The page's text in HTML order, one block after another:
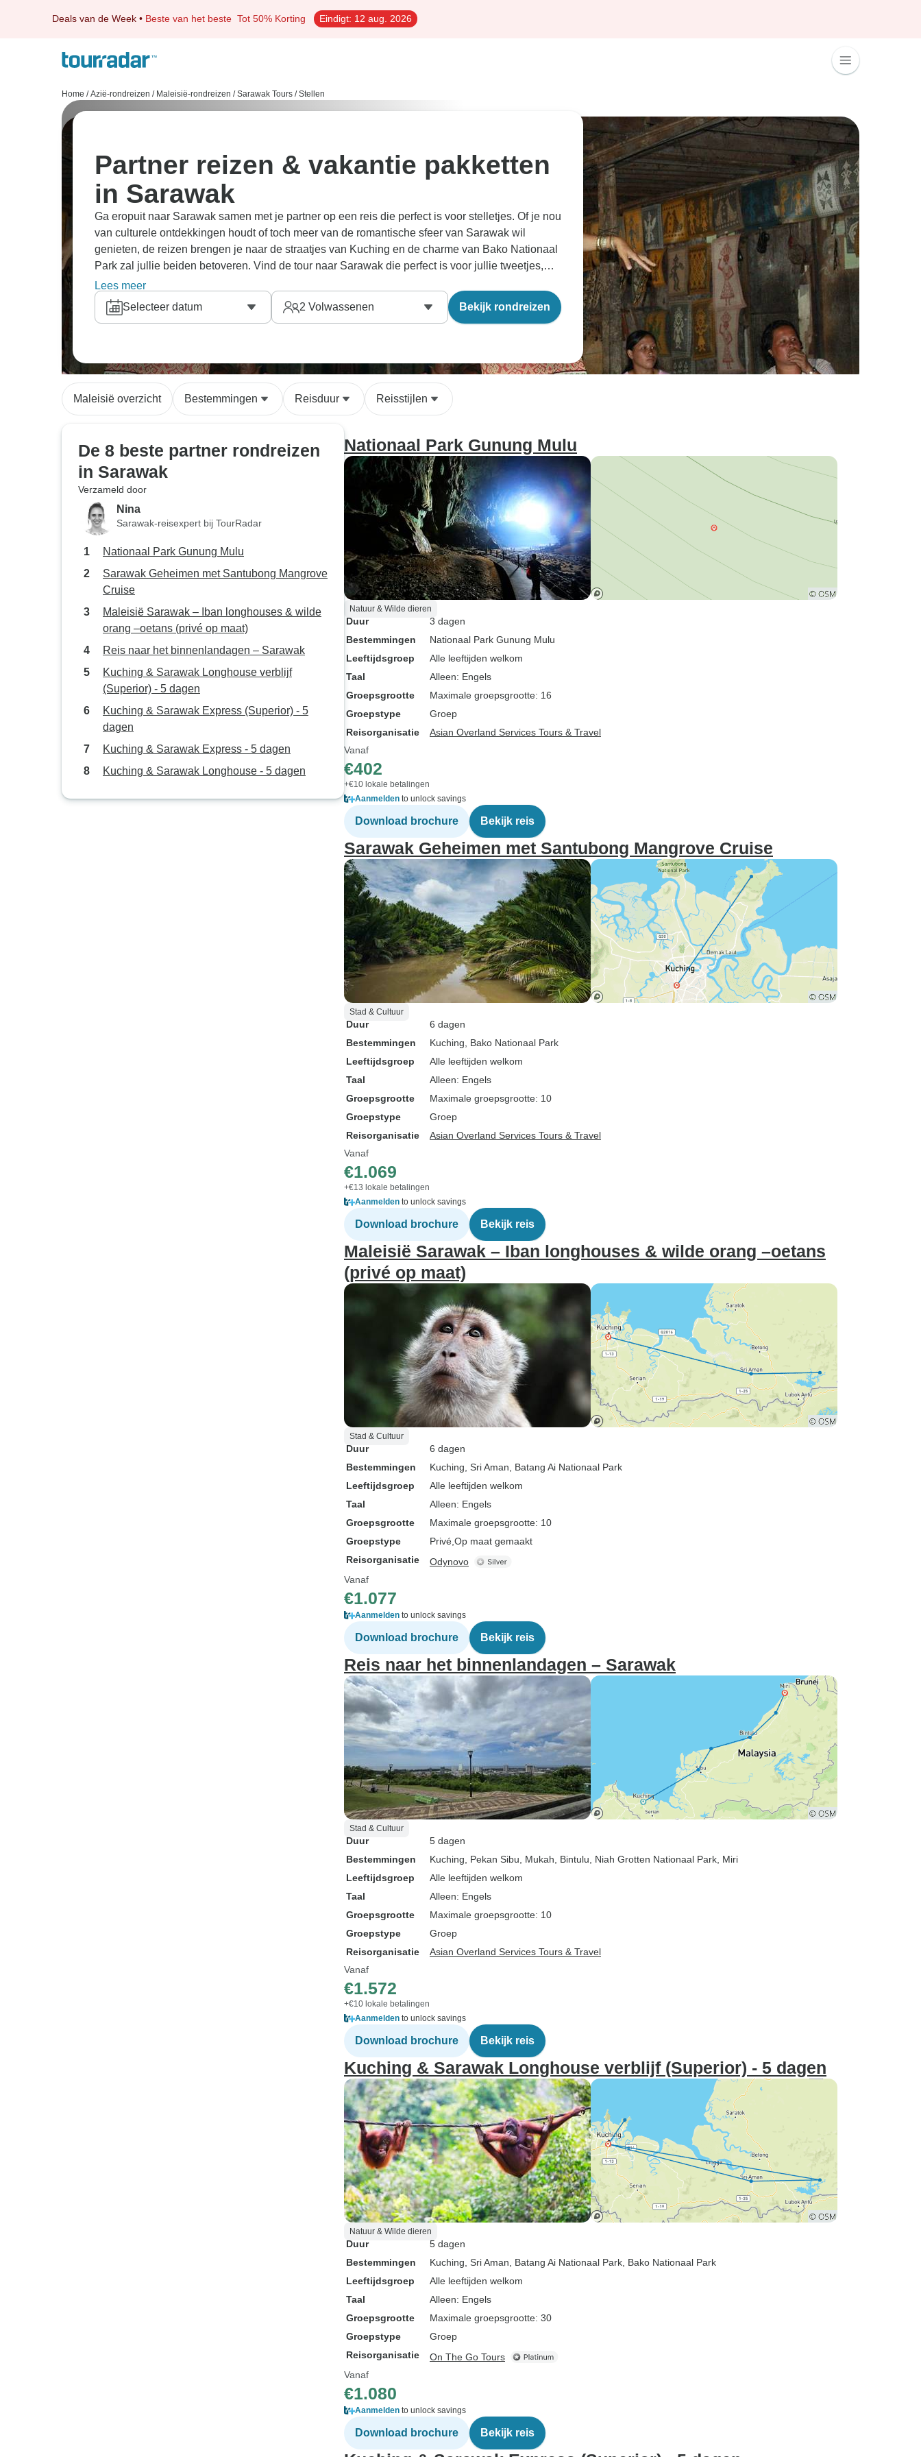
Deals van de Week • Beste van het beste Tot 50% Korting Eindigt: 12 aug. 2026
Home / Azië-rondreizen / Maleisië-rondreizen / Sarawak Tours / Stellen
Partner reizen & vakantie pakketten
in Sarawak
Ga eropuit naar Sarawak samen met je partner op een reis die perfect is voor stelletjes. Of je nou
van culturele ontdekkingen houdt of toch meer van de romantische sfeer van Sarawak wil
genieten, de reizen brengen je naar de straatjes van Kuching en de charme van Bako Nationaal
Park zal jullie beiden betoveren. Vind de tour naar Sarawak die perfect is voor jullie tweetjes,
reis samen en bekijk de wereld van dichtbij. Onze reisexperts hebben alle tours doorzocht en
hebben handmatig de beste
partner avontuurlijke vakanties
Lees meer
Selecteer datum
2 Volwassenen Bekijk rondreizen
Maleisië overzicht Bestemmingen Reisduur Reisstijlen
De 8 beste partner rondreizen
in Sarawak
Verzameld door
Nina
Sarawak-reisexpert bij TourRadar
Nationaal Park Gunung Mulu
Sarawak Geheimen met Santubong Mangrove
Cruise
Maleisië Sarawak – Iban longhouses & wilde
orang –oetans (privé op maat)
Reis naar het binnenlandagen – Sarawak
Kuching & Sarawak Longhouse verblijf
(Superior) - 5 dagen
Kuching & Sarawak Express (Superior) - 5
dagen
Kuching & Sarawak Express - 5 dagen
Kuching & Sarawak Longhouse - 5 dagen
Nationaal Park Gunung Mulu
Natuur & Wilde dieren
Duur
3 dagen
Bestemmingen
Nationaal Park Gunung Mulu
Leeftijdsgroep
Alle leeftijden welkom
Taal
Alleen: Engels
Groepsgrootte
Maximale groepsgrootte: 16
Groepstype
Groep
Reisorganisatie
Asian Overland Services Tours & Travel
Vanaf
€402
+€10 lokale betalingen
Aanmelden to unlock savings
Download brochure Bekijk reis
Sarawak Geheimen met Santubong Mangrove Cruise
Stad & Cultuur
Duur
6 dagen
Bestemmingen
Kuching , Bako Nationaal Park
Leeftijdsgroep
Alle leeftijden welkom
Taal
Alleen: Engels
Groepsgrootte
Maximale groepsgrootte: 10
Groepstype
Groep
Reisorganisatie
Asian Overland Services Tours & Travel
Vanaf
€1.069
+€13 lokale betalingen
Aanmelden to unlock savings
Download brochure Bekijk reis
Maleisië Sarawak – Iban longhouses & wilde orang –oetans
(privé op maat)
Stad & Cultuur
Duur
6 dagen
Bestemmingen
Kuching , Sri Aman , Batang Ai Nationaal Park
Leeftijdsgroep
Alle leeftijden welkom
Taal
Alleen: Engels
Groepsgrootte
Maximale groepsgrootte: 10
Groepstype
Privé Op maat gemaakt
Reisorganisatie
Odynovo
Vanaf
€1.077
Aanmelden to unlock savings
Download brochure Bekijk reis
Reis naar het binnenlandagen – Sarawak
Stad & Cultuur
Duur
5 dagen
Bestemmingen
Kuching , Pekan Sibu , Mukah , Bintulu , Niah Grotten Nationaal Park , Miri
Leeftijdsgroep
Alle leeftijden welkom
Taal
Alleen: Engels
Groepsgrootte
Maximale groepsgrootte: 10
Groepstype
Groep
Reisorganisatie
Asian Overland Services Tours & Travel
Vanaf
€1.572
+€10 lokale betalingen
Aanmelden to unlock savings
Download brochure Bekijk reis
Kuching & Sarawak Longhouse verblijf (Superior) - 5 dagen
Natuur & Wilde dieren
Duur
5 dagen
Bestemmingen
Kuching , Sri Aman , Batang Ai Nationaal Park , Bako Nationaal Park
Leeftijdsgroep
Alle leeftijden welkom
Taal
Alleen: Engels
Groepsgrootte
Maximale groepsgrootte: 30
Groepstype
Groep
Reisorganisatie
On The Go Tours
Vanaf
€1.080
Aanmelden to unlock savings
Download brochure Bekijk reis